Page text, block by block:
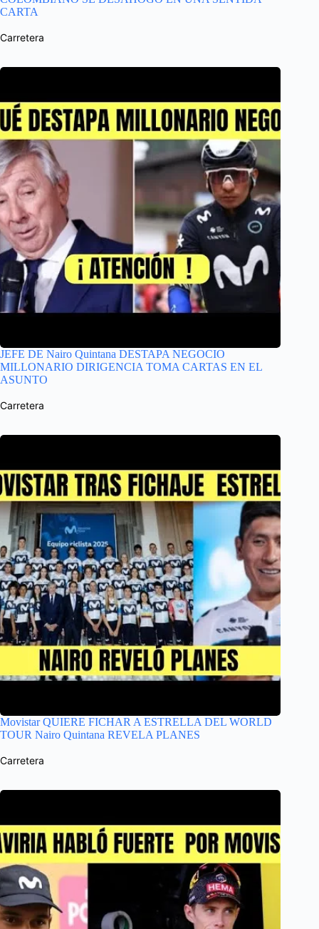
CARTA
Carretera
JEFE DE Nairo Quintana DESTAPA NEGOCIO
MILLONARIO DIRIGENCIA TOMA CARTAS EN EL
ASUNTO
Carretera
Movistar QUIERE FICHAR A ESTRELLA DEL WORLD
TOUR Nairo Quintana REVELA PLANES
Carretera